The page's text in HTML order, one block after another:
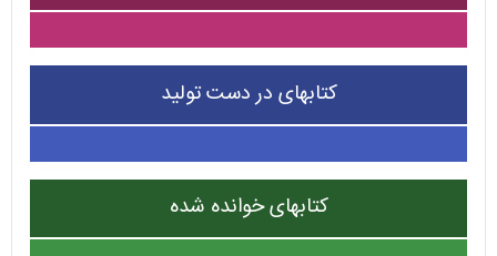
کتابهای در دست تولید
کتابهای خوانده شده